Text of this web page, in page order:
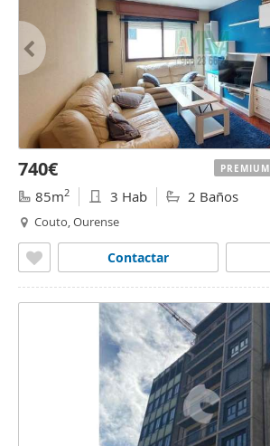
740€
85m2 3 Hab 2 Baños
Couto, Ourense
Contactar
PREMIUM